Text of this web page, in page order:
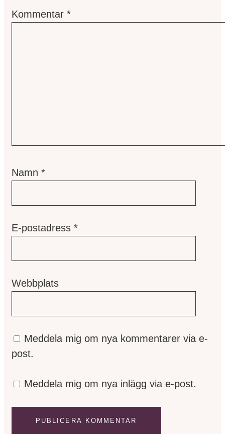
Kommentar *
Namn *
E-postadress *
Webbplats
Meddela mig om nya kommentarer via e-
post.
Meddela mig om nya inlägg via e-post.